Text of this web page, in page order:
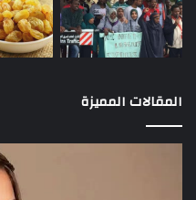
المقالات المميزة